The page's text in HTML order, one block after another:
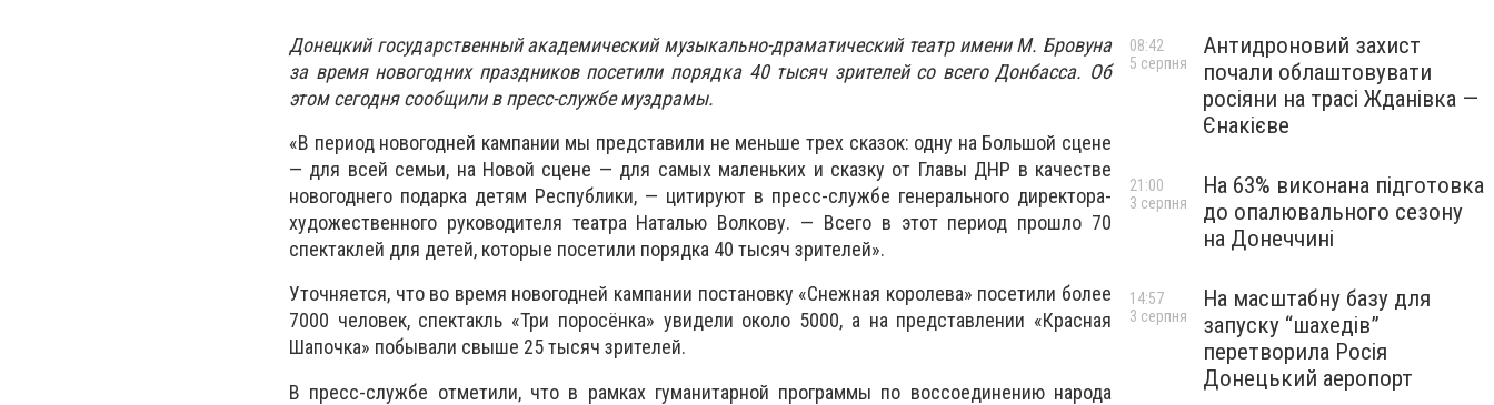
Донецкий государственный академический музыкально-драматический театр имени М. Бровуна
за время новогодних праздников посетили порядка 40 тысяч зрителей со всего Донбасса. Об
этом сегодня сообщили в пресс-службе муздрамы.
«В период новогодней кампании мы представили не меньше трех сказок: одну на Большой сцене
— для всей семьи, на Новой сцене — для самых маленьких и сказку от Главы ДНР в качестве
новогоднего подарка детям Республики, — цитируют в пресс-службе генерального директора-
художественного руководителя театра Наталью Волкову. — Всего в этот период прошло 70
спектаклей для детей, которые посетили порядка 40 тысяч зрителей».
Уточняется, что во время новогодней кампании постановку «Снежная королева» посетили более
7000 человек, спектакль «Три поросёнка» увидели около 5000, а на представлении «Красная
Шапочка» побывали свыше 25 тысяч зрителей.
В пресс-службе отметили, что в рамках гуманитарной программы по воссоединению народа
Антидроновий захист
почали облаштовувати
росіяни на трасі Жданівка —
Єнакієве
08:42
5 серпня
На 63% виконана підготовка
до опалювального сезону
на Донеччині
21:00
3 серпня
На масштабну базу для
запуску “шахедів”
перетворила Росія
Донецький аеропорт
14:57
3 серпня